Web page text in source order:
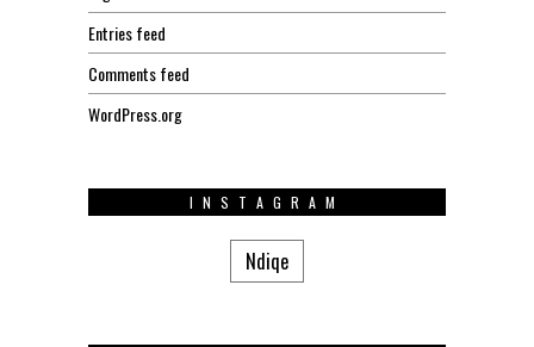
Entries feed
Comments feed
WordPress.org
INSTAGRAM
Ndiqe